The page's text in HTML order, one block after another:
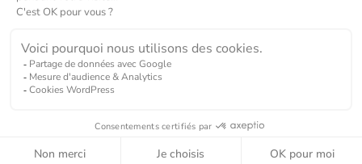
Politique de confidentialité
Copyright © Optimize & cie 2026